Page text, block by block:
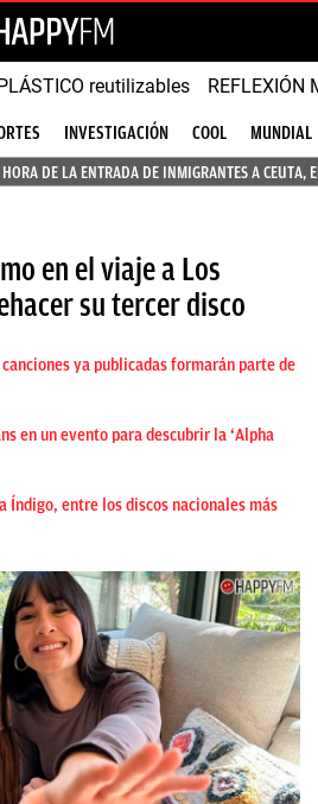
reutilizables REFLEXIÓN
INVESTIGACIÓN COOL
MUNDIAL
DE LA ENTRADA DE INMIGRANTES A CEUTA,
en el viaje a Los
su tercer disco
ya publicadas formarán parte de
en un evento para descubrir la ‘Alpha
Índigo, entre los discos nacionales más